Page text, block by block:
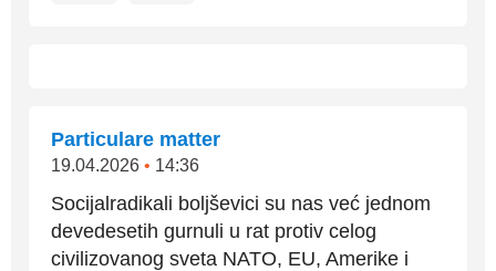
Particulare matter
19.04.2026 • 14:36
Socijalradikali boljševici su nas već jednom
devedesetih gurnuli u rat protiv celog
civilizovanog sveta NATO, EU, Amerike i